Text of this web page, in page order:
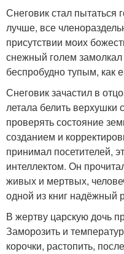
Снеговик стал пытаться
лучше, все
присутствии моих
снежный голем
беспробудно тупым, как
Снеговик зачастил в
летала белить верхушки
проверять состояние
созданием и
принимал посетителей,
интеллектом. Он
живых и мертвых,
одной из книг надёжный
В жертву царскую дочь
Заморозить и
корочки, растопить,